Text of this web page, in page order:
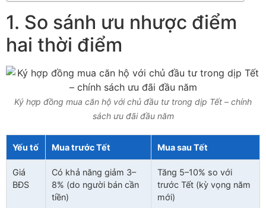
1. So sánh ưu nhược điểm
hai thời điểm
Ký hợp đồng mua căn hộ với chủ đầu tư trong dịp Tết – chính
sách ưu đãi đầu năm
Yếu tố Mua trước Tết Mua sau Tết
Giá
BĐS
Có khả năng giảm 3–
8% (do người bán cần
tiền)
Tăng 5–10% so với
trước Tết (kỳ vọng năm
mới)